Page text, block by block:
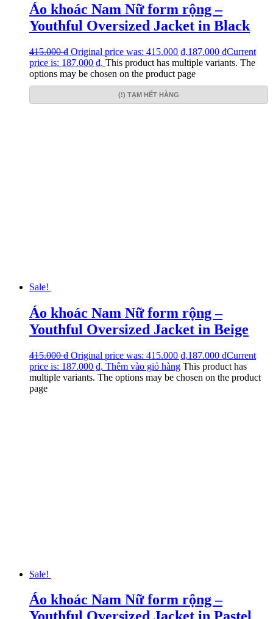
Áo khoác Nam Nữ form rộng –
Youthful Oversized Jacket in Black
415.000₫ Original price was: 415.000 ₫.187.000 ₫Current
price is: 187.000 ₫. This product has multiple variants. The
options may be chosen on the product page
(!) TẠM HẾT HÀNG
Sale!
Áo khoác Nam Nữ form rộng –
Youthful Oversized Jacket in Beige
415.000₫ Original price was: 415.000 ₫.187.000 ₫Current
price is: 187.000 ₫. Thêm vào giỏ hàng This product has
multiple variants. The options may be chosen on the product
page
Sale!
Áo khoác Nam Nữ form rộng –